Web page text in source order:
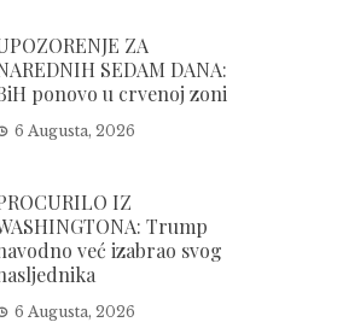
ZA
SEDAM DANA:
ponovo u crvenoj zoni
6 Augusta, 2026
IZ
Trump
već izabrao svog
6 Augusta, 2026